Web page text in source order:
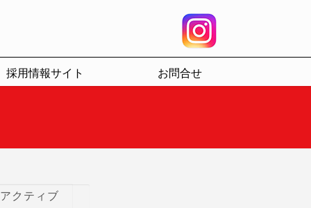
採用情報サイト お問合せ